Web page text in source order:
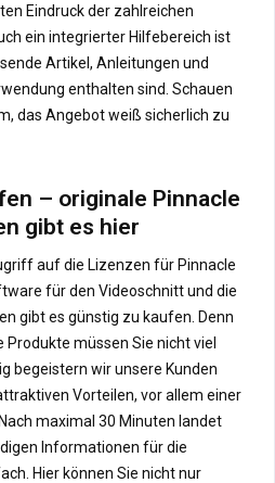
Eindruck der zahlreichen
ein integrierter Hilfebereich ist
Artikel, Anleitungen und
enthalten sind. Schauen
das Angebot weiß sicherlich zu
– originale Pinnacle
gibt es hier
auf die Lizenzen für Pinnacle
für den Videoschnitt und die
gibt es günstig zu kaufen. Denn
müssen Sie nicht viel
begeistern wir unsere Kunden
Vorteilen, vor allem einer
maximal 30 Minuten landet
Informationen für die
Hier können Sie nicht nur